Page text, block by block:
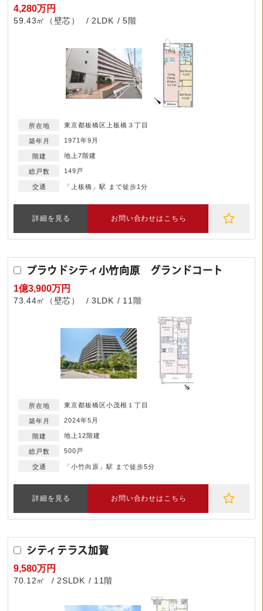
4,280万円
59.43㎡（壁芯） 2LDK 5階
東京都板橋区上板橋３丁目
1971年9月
地上7階建
149戸
「上板橋」駅 まで徒歩1分
詳細を見る お問い合わせはこちら
プラウドシティ小竹向原 グランドコート
1億3,900万円
73.44㎡（壁芯） 3LDK 11階
東京都板橋区小茂根１丁目
2024年5月
地上12階建
500戸
「小竹向原」駅 まで徒歩5分
詳細を見る お問い合わせはこちら
シティテラス加賀
9,580万円
70.12㎡ 2SLDK 11階